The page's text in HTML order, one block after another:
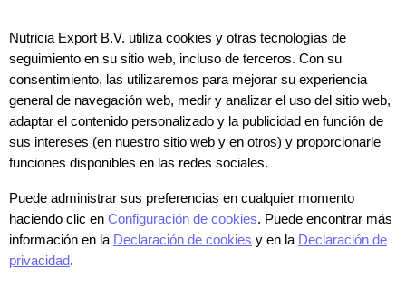
Nutricia Export B.V. utiliza cookies y otras tecnologías de
seguimiento en su sitio web, incluso de terceros. Con su
consentimiento, las utilizaremos para mejorar su experiencia
general de navegación web, medir y analizar el uso del sitio web,
adaptar el contenido personalizado y la publicidad en función de
sus intereses (en nuestro sitio web y en otros) y proporcionarle
funciones disponibles en las redes sociales.
Puede administrar sus preferencias en cualquier momento
haciendo clic en Configuración de cookies. Puede encontrar más
información en la Declaración de cookies y en la Declaración de
privacidad.